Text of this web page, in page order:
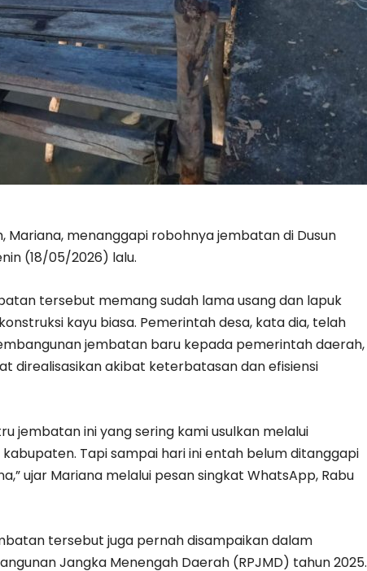
Mariana, menanggapi robohnya jembatan di Dusun
(18/05/2026) lalu.
tersebut memang sudah lama usang dan lapuk
kayu biasa. Pemerintah desa, kata dia, telah
jembatan baru kepada pemerintah daerah,
direalisasikan akibat keterbatasan dan efisiensi
jembatan ini yang sering kami usulkan melalui
Tapi sampai hari ini entah belum ditanggapi
ujar Mariana melalui pesan singkat WhatsApp, Rabu
tersebut juga pernah disampaikan dalam
Jangka Menengah Daerah (RPJMD) tahun 2025.